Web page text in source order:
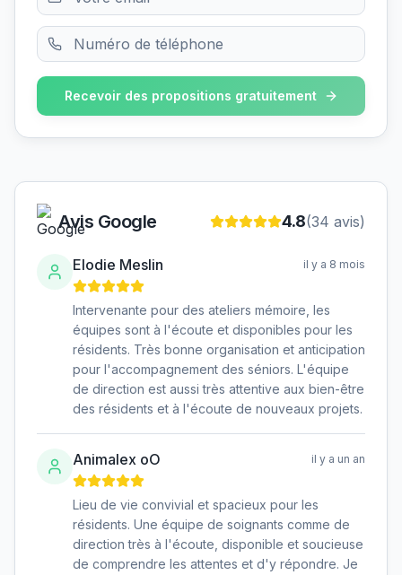
Recevoir des propositions gratuitement
Avis Google 4.8(34 avis)
Elodie Meslin il y a 8 mois
Intervenante pour des ateliers mémoire, les
équipes sont à l'écoute et disponibles pour les
résidents. Très bonne organisation et anticipation
pour l'accompagnement des séniors. L'équipe
de direction est aussi très attentive aux bien-être
des résidents et à l'écoute de nouveaux projets.
Animalex oO il y a un an
Lieu de vie convivial et spacieux pour les
résidents. Une équipe de soignants comme de
direction très à l'écoute, disponible et soucieuse
de comprendre les attentes et d'y répondre. Je